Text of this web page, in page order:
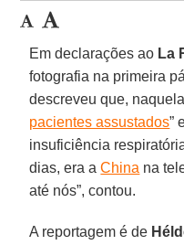
Em declarações ao La
fotografia na primeira
descreveu que,
pacientes assustados”
insuficiência
dias, era aChina na
até nós”, contou.
A reportagem é de